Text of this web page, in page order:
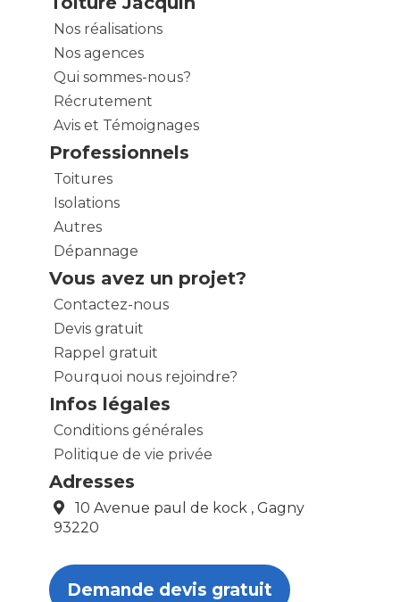
Nos réalisations
Nos agences
Qui sommes-nous?
Récrutement
Avis et Témoignages
Professionnels
Toitures
Isolations
Autres
Dépannage
Vous avez un projet?
Contactez-nous
Devis gratuit
Rappel gratuit
Pourquoi nous rejoindre?
Infos légales
Conditions générales
Politique de vie privée
Adresses
10 Avenue paul de kock , Gagny
93220
Demande devis gratuit